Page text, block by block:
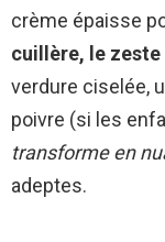
crème épaisse
cuillère, le
verdure ciselée,
poivre (si les
transforme en
adeptes.